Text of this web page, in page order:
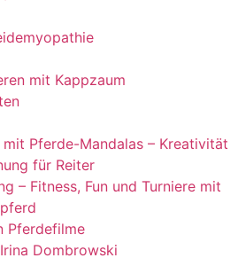
mit Kappzaum
Pferde-Mandalas – Kreativität
für Reiter
– Fitness, Fun und Turniere mit
Pferdefilme
Dombrowski